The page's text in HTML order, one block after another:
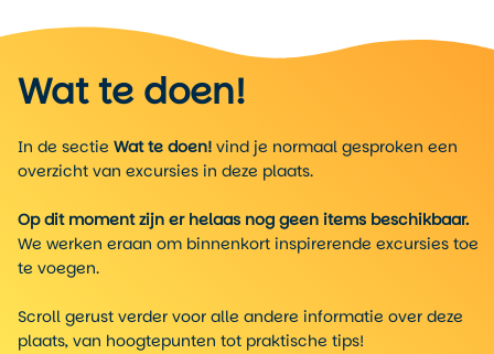
Wat te doen!
In de sectie Wat te doen! vind je normaal gesproken een
overzicht van excursies in deze plaats.
Op dit moment zijn er helaas nog geen items beschikbaar.
We werken eraan om binnenkort inspirerende excursies toe
te voegen.
Scroll gerust verder voor alle andere informatie over deze
plaats, van hoogtepunten tot praktische tips!